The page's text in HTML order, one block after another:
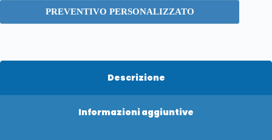
PREVENTIVO PERSONALIZZATO
Descrizione
Informazioni aggiuntive